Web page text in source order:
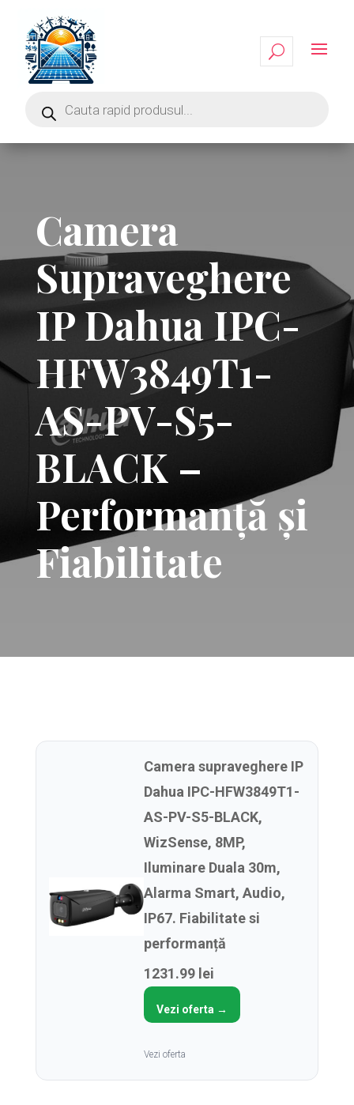
Camera
Supraveghere
IP Dahua IPC-
HFW3849T1-
AS-PV-S5-
BLACK –
Performanță și
Fiabilitate
Camera supraveghere IP
Dahua IPC-HFW3849T1-
AS-PV-S5-BLACK,
WizSense, 8MP,
Iluminare Duala 30m,
Alarma Smart, Audio,
IP67. Fiabilitate si
performanță
1231.99 lei
Vezi oferta →
Vezi oferta